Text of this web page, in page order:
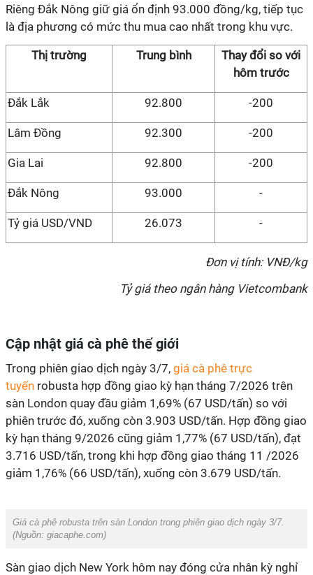
Riêng Đắk Nông giữ giá ổn định 93.000 đồng/kg, tiếp tục
là địa phương có mức thu mua cao nhất trong khu vực.
Thị trường Trung bình
Thay đổi so với
hôm trước
Đắk Lắk 92.800 -200
Lâm Đồng 92.300 -200
Gia Lai 92.800 -200
Đắk Nông 93.000 -
Tỷ giá USD/VND 26.073 -
Đơn vị tính: VNĐ/kg
Tỷ giá theo ngân hàng Vietcombank
Cập nhật giá cà phê thế giới
Trong phiên giao dịch ngày 3/7, giá cà phê trực
tuyến robusta hợp đồng giao kỳ hạn tháng 7/2026 trên
sàn London quay đầu giảm 1,69% (67 USD/tấn) so với
phiên trước đó, xuống còn 3.903 USD/tấn. Hợp đồng giao
kỳ hạn tháng 9/2026 cũng giảm 1,77% (67 USD/tấn), đạt
3.716 USD/tấn, trong khi hợp đồng giao tháng 11 /2026
giảm 1,76% (66 USD/tấn), xuống còn 3.679 USD/tấn.
Giá cà phê robusta trên sàn London trong phiên giao dịch ngày 3/7.
(Nguồn: giacaphe.com)
Sàn giao dịch New York hôm nay đóng cửa nhân kỳ nghỉ